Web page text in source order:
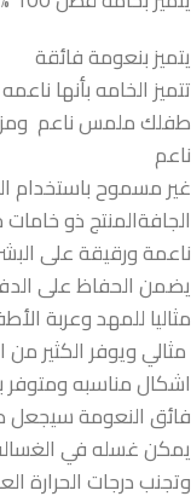
يتميز بنعومة فائقة
تتميز الخامه بأنها
طفلك ملمس ناعم
ناعم
غير مسموح باستخدام
الجافةالمنتج ذو
ناعمة ورقيقة على
يضمن الحفاظ على
مثاليا للمهد وعربة
مثالي ويوفر الكثير
اشكال مناسبه ومتوفر
فائق النعومة سيجعل
يمكن غسله في
وتجنب درجات الحرارة